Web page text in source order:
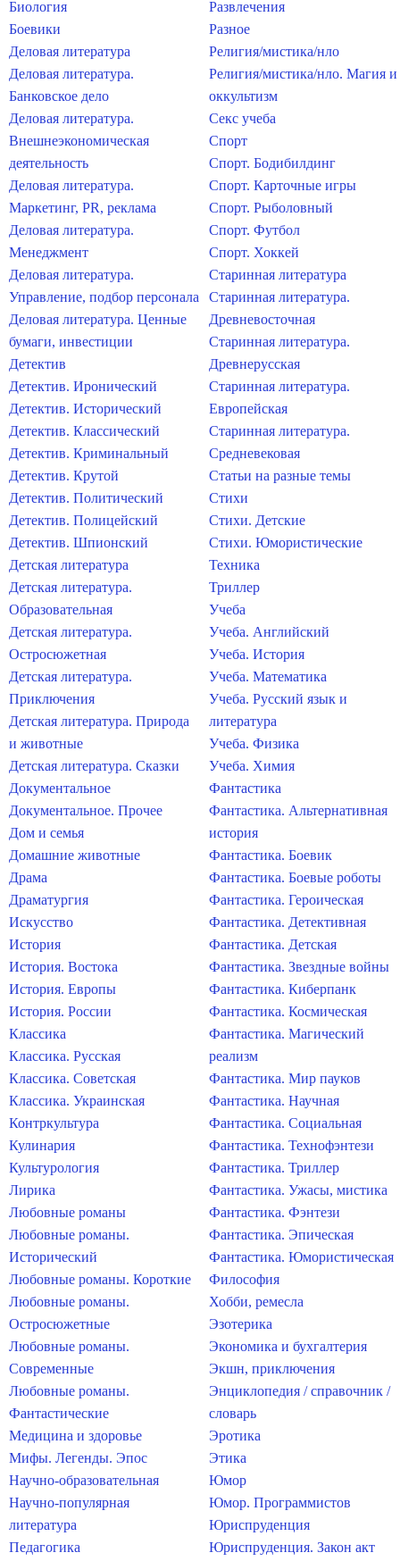
Биология
Боевики
Деловая литература
Деловая литература.
Банковское дело
Деловая литература.
Внешнеэкономическая
деятельность
Деловая литература.
Маркетинг, PR, реклама
Деловая литература.
Менеджмент
Деловая литература.
Управление, подбор персонала
Деловая литература. Ценные
бумаги, инвестиции
Детектив
Детектив. Иронический
Детектив. Исторический
Детектив. Классический
Детектив. Криминальный
Детектив. Крутой
Детектив. Политический
Детектив. Полицейский
Детектив. Шпионский
Детская литература
Детская литература.
Образовательная
Детская литература.
Остросюжетная
Детская литература.
Приключения
Детская литература. Природа
и животные
Детская литература. Сказки
Документальное
Документальное. Прочее
Дом и семья
Домашние животные
Драма
Драматургия
Искусство
История
История. Востока
История. Европы
История. России
Классика
Классика. Русская
Классика. Советская
Классика. Украинская
Контркультура
Кулинария
Культурология
Лирика
Любовные романы
Любовные романы.
Исторический
Любовные романы. Короткие
Любовные романы.
Остросюжетные
Любовные романы.
Современные
Любовные романы.
Фантастические
Медицина и здоровье
Мифы. Легенды. Эпос
Научно-образовательная
Научно-популярная
литература
Педагогика
Развлечения
Разное
Религия/мистика/нло
Религия/мистика/нло. Магия и
оккультизм
Секс учеба
Спорт
Спорт. Бодибилдинг
Спорт. Карточные игры
Спорт. Рыболовный
Спорт. Футбол
Спорт. Хоккей
Старинная литература
Старинная литература.
Древневосточная
Старинная литература.
Древнерусская
Старинная литература.
Европейская
Старинная литература.
Средневековая
Статьи на разные темы
Стихи
Стихи. Детские
Стихи. Юмористические
Техника
Триллер
Учеба
Учеба. Английский
Учеба. История
Учеба. Математика
Учеба. Русский язык и
литература
Учеба. Физика
Учеба. Химия
Фантастика
Фантастика. Альтернативная
история
Фантастика. Боевик
Фантастика. Боевые роботы
Фантастика. Героическая
Фантастика. Детективная
Фантастика. Детская
Фантастика. Звездные войны
Фантастика. Киберпанк
Фантастика. Космическая
Фантастика. Магический
реализм
Фантастика. Мир пауков
Фантастика. Научная
Фантастика. Социальная
Фантастика. Технофэнтези
Фантастика. Триллер
Фантастика. Ужасы, мистика
Фантастика. Фэнтези
Фантастика. Эпическая
Фантастика. Юмористическая
Философия
Хобби, ремесла
Эзотерика
Экономика и бухгалтерия
Экшн, приключения
Энциклопедия / справочник /
словарь
Эротика
Этика
Юмор
Юмор. Программистов
Юриспруденция
Юриспруденция. Закон акт